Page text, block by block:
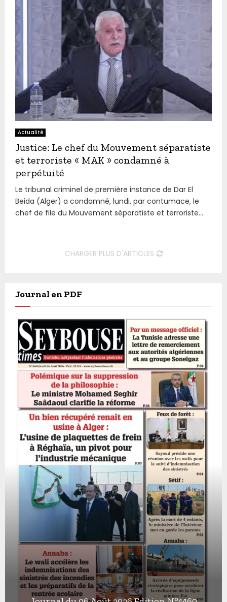
Actualité
Justice: Le chef du Mouvement séparatiste
et terroriste « MAK » condamné à
perpétuité
Le tribunal criminel de première instance de Dar El
Beida (Alger) a condamné, lundi, par contumace, le
chef de file du Mouvement séparatiste et terroriste...
CHARGER PLUS D'ARTICLES
Journal en PDF